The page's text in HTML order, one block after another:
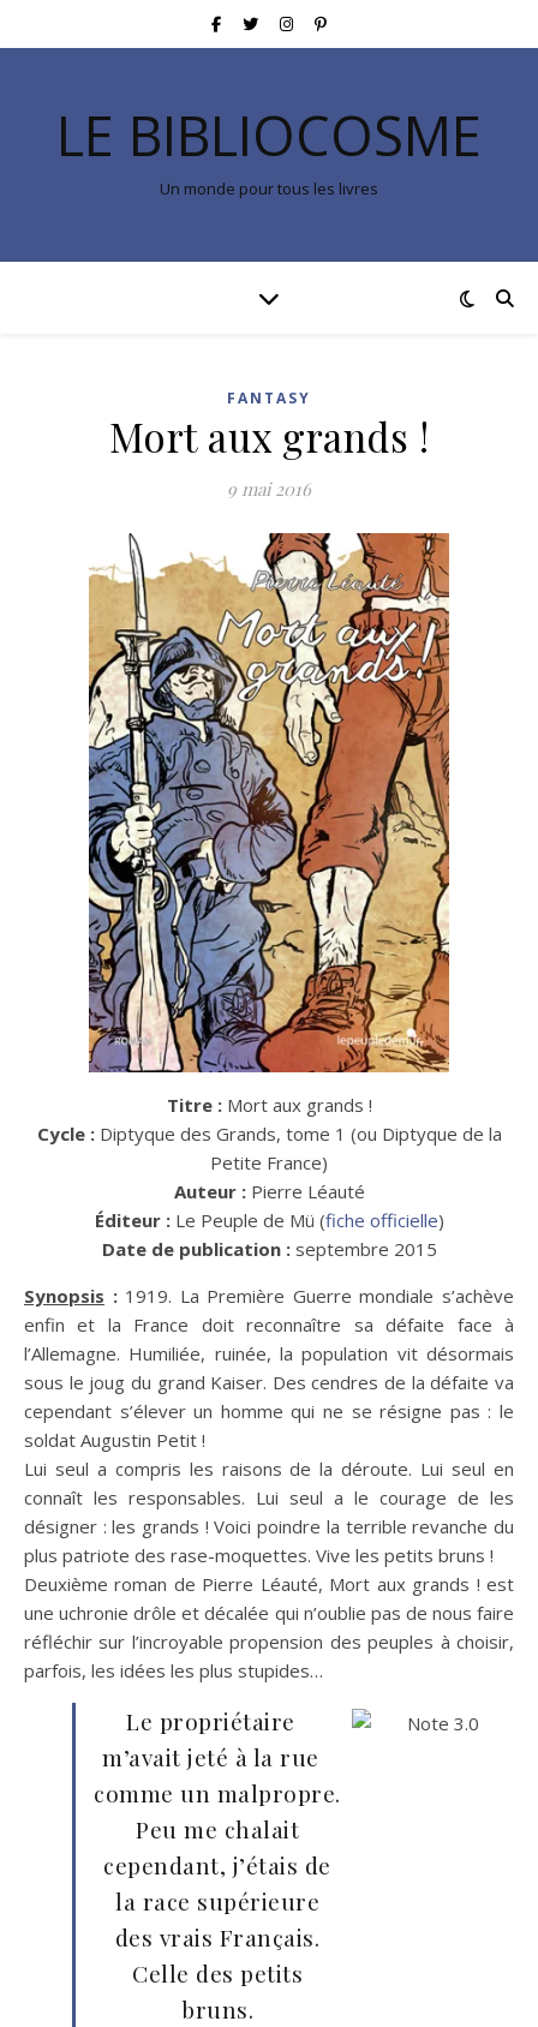
LE BIBLIOCOSME
Un monde pour tous les livres
FANTASY
Mort aux grands !
9 mai 2016
Titre : Mort aux grands !
Cycle : Diptyque des Grands, tome 1 (ou Diptyque de la
Petite France)
Auteur : Pierre Léauté
Éditeur : Le Peuple de Mü (fiche officielle)
Date de publication : septembre 2015
Synopsis : 1919. La Première Guerre mondiale s’achève
enfin et la France doit reconnaître sa défaite face à
l’Allemagne. Humiliée, ruinée, la population vit désormais
sous le joug du grand Kaiser. Des cendres de la défaite va
cependant s’élever un homme qui ne se résigne pas : le
soldat Augustin Petit !
Lui seul a compris les raisons de la déroute. Lui seul en
connaît les responsables. Lui seul a le courage de les
désigner : les grands ! Voici poindre la terrible revanche du
plus patriote des rase-moquettes. Vive les petits bruns !
Deuxième roman de Pierre Léauté, Mort aux grands ! est
une uchronie drôle et décalée qui n’oublie pas de nous faire
réfléchir sur l’incroyable propension des peuples à choisir,
parfois, les idées les plus stupides…
Le propriétaire
m’avait jeté à la rue
comme un malpropre.
Peu me chalait
cependant, j’étais de
la race supérieure
des vrais Français.
Celle des petits
bruns.